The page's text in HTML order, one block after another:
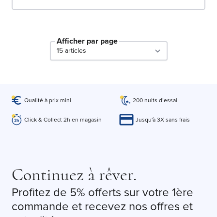
Afficher par page
Qualité à prix mini 200 nuits d’essai
Click & Collect 2h en magasin Jusqu'à 3X sans frais
Continuez à rêver.
Profitez de 5% offerts sur votre 1ère
commande et recevez nos offres et